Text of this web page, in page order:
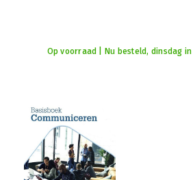
Op voorraad | Nu besteld, dinsdag